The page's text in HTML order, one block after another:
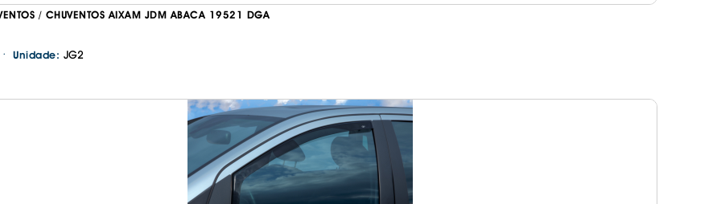
BORRACHA/ CHUVENTOS AIXAM JDM ABACA 19521 DGA
· Unidade: JG2